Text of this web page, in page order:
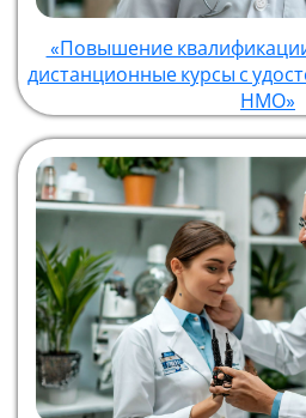
«Повышение
дистанционные курсы с
НМО»